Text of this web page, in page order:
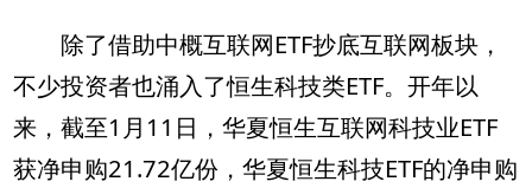
除了借助中概互联网ETF抄底互联网板块，
不少投资者也涌入了恒生科技类ETF。开年以
来，截至1月11日，华夏恒生互联网科技业ETF
获净申购21.72亿份，华夏恒生科技ETF的净申购